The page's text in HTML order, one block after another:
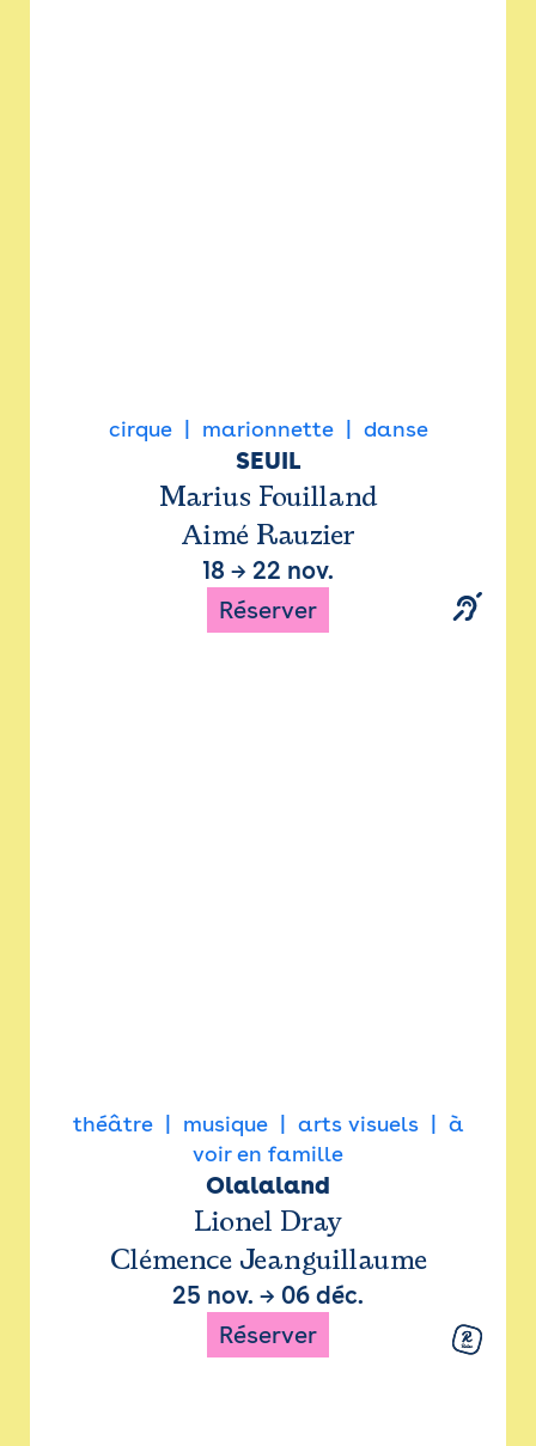
cirque marionnette danse
SEUIL
Marius Fouilland
Aimé Rauzier
18 → 22 nov.
Réserver
théâtre musique arts visuels
à
voir en famille
Olalaland
Lionel Dray
Clémence Jeanguillaume
25 nov. → 06 déc.
Réserver